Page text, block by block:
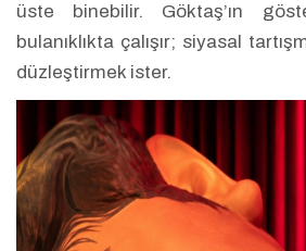
üste binebilir. Göktaş’ın
bulanıklıkta çalışır; siyasal
düzleştirmek ister.